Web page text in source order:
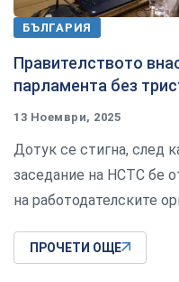
БЪЛГАРИЯ
Правителството
парламента без
13 Ноември, 2025
Дотук се стигна, след
заседание на НСТС бе
на работодателските
ПРОЧЕТИ ОЩЕ